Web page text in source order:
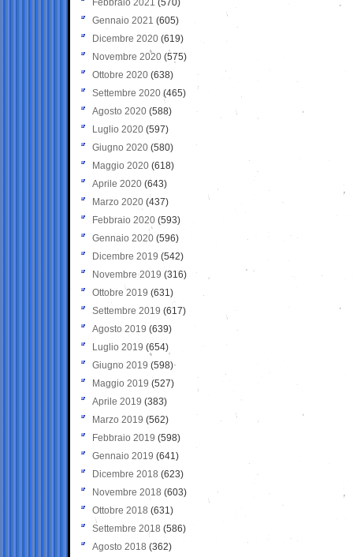
Febbraio 2021 (570)
Gennaio 2021 (605)
Dicembre 2020 (619)
Novembre 2020 (575)
Ottobre 2020 (638)
Settembre 2020(465)
Agosto 2020 (588)
Luglio 2020 (597)
Giugno 2020 (580)
Maggio 2020 (618)
Aprile 2020 (643)
Marzo 2020 (437)
Febbraio 2020 (593)
Gennaio 2020 (596)
Dicembre 2019 (542)
Novembre 2019 (316)
Ottobre 2019 (631)
Settembre 2019 (617)
Agosto 2019 (639)
Luglio 2019 (654)
Giugno 2019 (598)
Maggio 2019 (527)
Aprile 2019 (383)
Marzo 2019 (562)
Febbraio 2019 (598)
Gennaio 2019 (641)
Dicembre 2018 (623)
Novembre 2018 (603)
Ottobre 2018 (631)
Settembre 2018 (586)
Agosto 2018 (362)